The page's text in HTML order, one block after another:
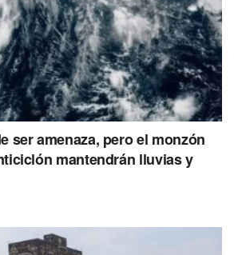
ser amenaza, pero el monzón
mantendrán lluvias y